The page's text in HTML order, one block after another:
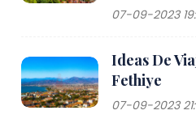
07-09-2023
Ideas De
Fethiye
07-09-2023